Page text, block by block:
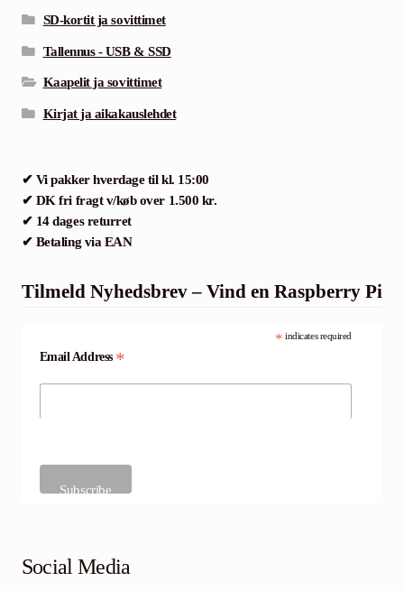
SD-kortit ja sovittimet
Tallennus - USB & SSD
Kaapelit ja sovittimet
Kirjat ja aikakauslehdet
✔ Vi pakker hverdage til kl. 15:00
✔ DK fri fragt v/køb over 1.500 kr.
✔ 14 dages returret
✔ Betaling via EAN
Tilmeld Nyhedsbrev – Vind en Raspberry Pi
* indicates required
Email Address *
Social Media